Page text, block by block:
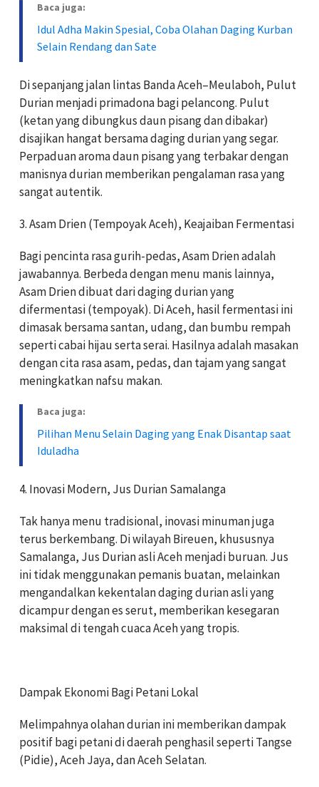
Baca juga:
Idul Adha Makin Spesial, Coba Olahan Daging Kurban
Selain Rendang dan Sate
Di sepanjang jalan lintas Banda Aceh–Meulaboh, Pulut
Durian menjadi primadona bagi pelancong. Pulut
(ketan yang dibungkus daun pisang dan dibakar)
disajikan hangat bersama daging durian yang segar.
Perpaduan aroma daun pisang yang terbakar dengan
manisnya durian memberikan pengalaman rasa yang
sangat autentik.
3. Asam Drien (Tempoyak Aceh), Keajaiban Fermentasi
Bagi pencinta rasa gurih-pedas, Asam Drien adalah
jawabannya. Berbeda dengan menu manis lainnya,
Asam Drien dibuat dari daging durian yang
difermentasi (tempoyak). Di Aceh, hasil fermentasi ini
dimasak bersama santan, udang, dan bumbu rempah
seperti cabai hijau serta serai. Hasilnya adalah masakan
dengan cita rasa asam, pedas, dan tajam yang sangat
meningkatkan nafsu makan.
Baca juga:
Pilihan Menu Selain Daging yang Enak Disantap saat
Iduladha
4. Inovasi Modern, Jus Durian Samalanga
Tak hanya menu tradisional, inovasi minuman juga
terus berkembang. Di wilayah Bireuen, khususnya
Samalanga, Jus Durian asli Aceh menjadi buruan. Jus
ini tidak menggunakan pemanis buatan, melainkan
mengandalkan kekentalan daging durian asli yang
dicampur dengan es serut, memberikan kesegaran
maksimal di tengah cuaca Aceh yang tropis.
Dampak Ekonomi Bagi Petani Lokal
Melimpahnya olahan durian ini memberikan dampak
positif bagi petani di daerah penghasil seperti Tangse
(Pidie), Aceh Jaya, dan Aceh Selatan.